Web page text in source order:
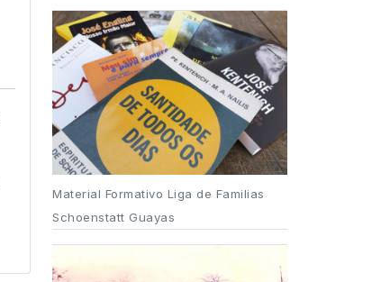
Material Formativo Liga de Familias
Schoenstatt Guayas